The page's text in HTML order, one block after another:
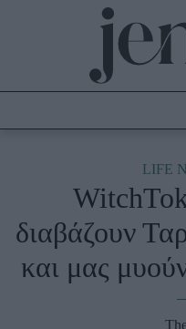
Culture
Fashion
Shopping
Styling Tips
Fashion News
LIFE
διαβάζουν
και μας